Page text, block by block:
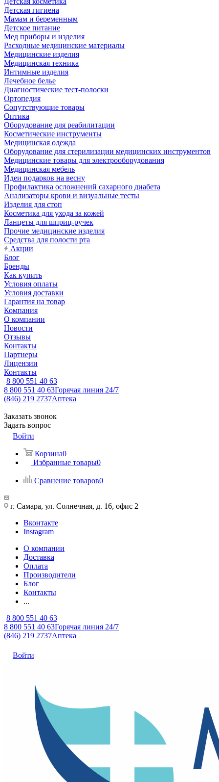
Детская гигиена
Мамам и беременным
Детское питание
Мед приборы и изделия
Расходные медицинские материалы
Медицинские изделия
Медицинская техника
Интимные изделия
Лечебное белье
Диагностические тест-полоски
Ортопедия
Сопутствующие товары
Оптика
Оборудование для реабилитации
Косметические инструменты
Медицинская одежда
Оборудование для стерилизации медицинских инструментов
Медицинские товары для электрооборудования
Медицинская мебель
Идеи подарков на весну
Профилактика осложнений сахарного диабета
Анализаторы крови и визуальные тесты
Изделия для стоп
Косметика для ухода за кожей
Ланцеты для шприц-ручек
Прочие медицинские изделия
Средства для полости рта
Акции
Блог
Бренды
Как купить
Условия оплаты
Условия доставки
Гарантия на товар
Компания
О компании
Новости
Отзывы
Контакты
Партнеры
Лицензии
Контакты
8 800 551 40 63
8 800 551 40 63Горячая линия 24/7
(846) 219 2737Аптека
Заказать звонок
Задать вопрос
Войти
Корзина0
Избранные товары0
Сравнение товаров0
г. Самара, ул. Солнечная, д. 16, офис 2
Вконтакте
Instagram
О компании
Доставка
Оплата
Производители
Блог
Контакты
...
8 800 551 40 63
8 800 551 40 63Горячая линия 24/7
(846) 219 2737Аптека
Войти